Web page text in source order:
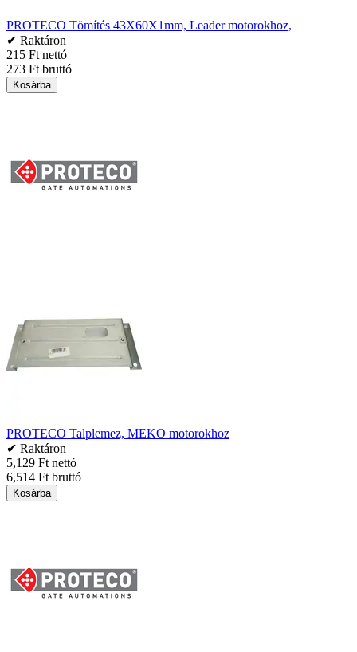
PROTECO Tömítés 43X60X1mm, Leader motorokhoz,
✔ Raktáron
215 Ft nettó
273 Ft bruttó
Kosárba
PROTECO Talplemez, MEKO motorokhoz
✔ Raktáron
5,129 Ft nettó
6,514 Ft bruttó
Kosárba